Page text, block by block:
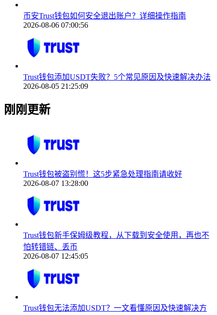
币安Trust钱包如何安全退出账户？详细操作指南
2026-08-06 07:00:56
Trust钱包添加USDT失败？5个常见原因及快速解决办法
2026-08-05 21:25:09
刚刚更新
Trust钱包被盗别慌！这5步紧急处理指南请收好
2026-08-07 13:28:00
Trust钱包新手保姆级教程，从下载到安全使用，再也不
怕转错链、丢币
2026-08-07 12:45:05
Trust钱包无法添加USDT？一文看懂原因及快速解决方